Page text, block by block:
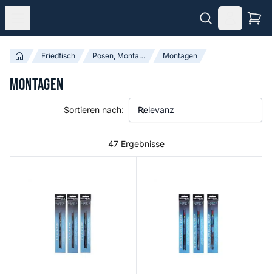
Friedfisch Posen, Montagen & Accessoires Montagen
Montagen
47 Ergebnisse
Sortieren nach: